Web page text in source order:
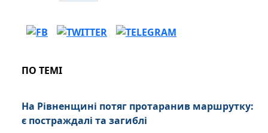
ПО ТЕМІ
На Рівненщині потяг протаранив маршрутку:
є постраждалі та загиблі